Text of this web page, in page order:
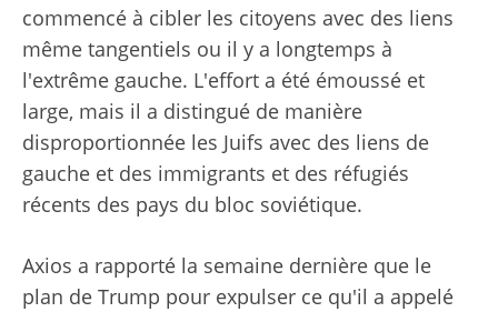
commencé à cibler les citoyens avec des liens
même tangentiels ou il y a longtemps à
l'extrême gauche. L'effort a été émoussé et
large, mais il a distingué de manière
disproportionnée les Juifs avec des liens de
gauche et des immigrants et des réfugiés
récents des pays du bloc soviétique.
Axios a rapporté la semaine dernière que le
plan de Trump pour expulser ce qu'il a appelé